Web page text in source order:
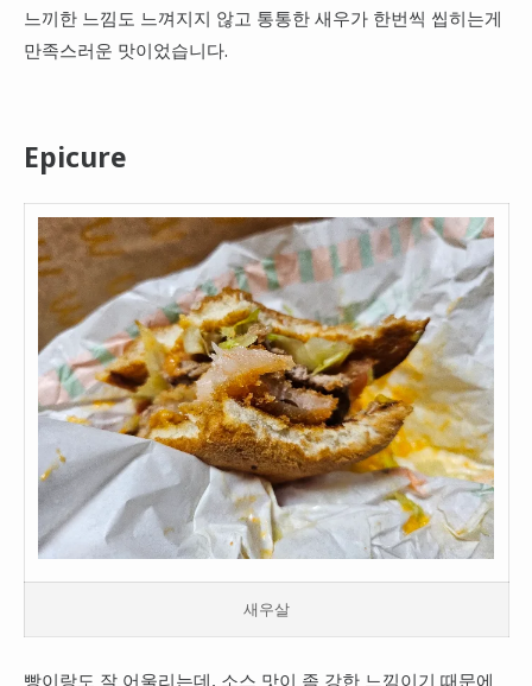
느끼한 느낌도 느껴지지 않고 통통한 새우가 한번씩 씹히는게
만족스러운 맛이었습니다.
Epicure
새우살
빵이랑도 잘 어울리는데, 소스 맛이 좀 강한 느낌이기 때문에